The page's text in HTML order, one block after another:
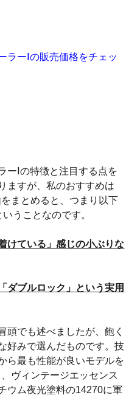
ーⅠの販売価格をチェッ
ーⅠの特徴と注目する点を
ますが、私のおすすめは
まとめると、つまり以下
うことなのです。
けている」感じの小ぶりな
ダブルロック」という実用
頭でも述べましたが、飽く
好みで選んだものです。技
ら最も性能が良いモデルを
ヴィンテージエッセンス
ウム夜光塗料の14270に軍